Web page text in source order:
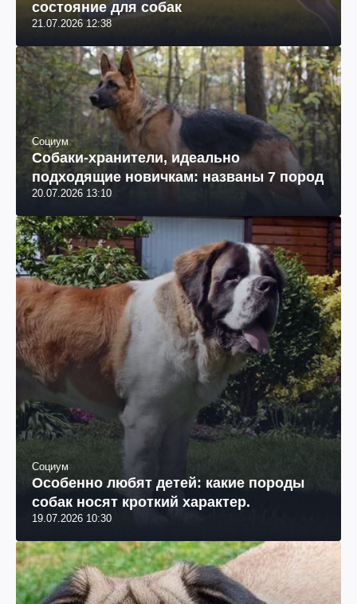
состояние для собак
21.07.2026 12:38
Социум
Собаки-хранители, идеально
подходящие новичкам: названы 7 пород
20.07.2026 13:10
Социум
Особенно любят детей: какие породы
собак носят кроткий характер.
19.07.2026 10:30